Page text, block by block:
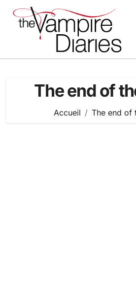
contenu
The end of
Accueil The end of